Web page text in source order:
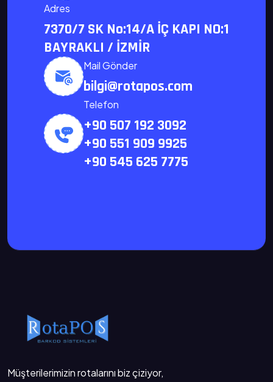
Adres
7370/7 SK No:14/A İÇ KAPI NO:1
BAYRAKLI / İZMİR
Mail Gönder
bilgi@rotapos.com
Telefon
+90 507 192 3092
+90 551 909 9925
+90 545 625 7775
Müşterilerimizin rotalarını biz çiziyor,